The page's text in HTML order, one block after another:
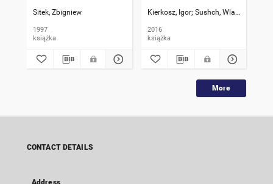
Sitek, Zbigniew
1997
książka
Kierkosz, Igor Sushch, Wladimir
2016
książka
More
CONTACT DETAILS
Address